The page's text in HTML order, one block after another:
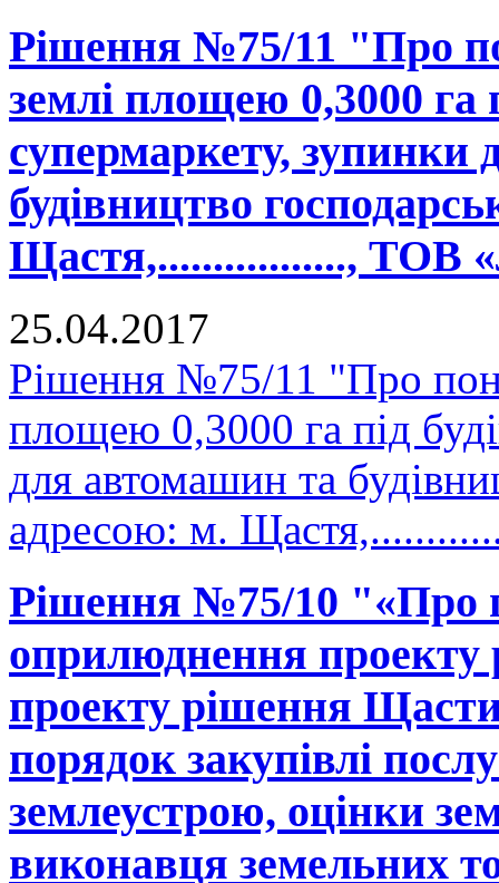
Рішення №75/11 "Про
землі площею 0,3000 га
супермаркету,
будівництво
Щастя,................., ТОВ
25.04.2017
Рішення №75/11 "Про
площею 0,3000 га під
для автомашин та
адресою: м.
Рішення №75/10 "«Про
оприлюднення проекту
проекту рішення
порядок закупівлі
землеустрою, оцінки
виконавця земельних